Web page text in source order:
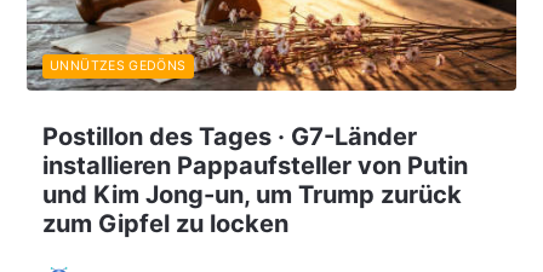
Postillon des Tages · G7-Länder
installieren Pappaufsteller von Putin
und Kim Jong-un, um Trump zurück
zum Gipfel zu locken
UNNÜTZES GEDÖNS